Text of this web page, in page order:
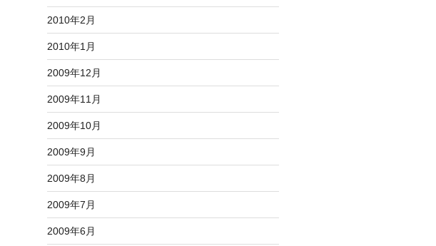
2010年2月
2010年1月
2009年12月
2009年11月
2009年10月
2009年9月
2009年8月
2009年7月
2009年6月